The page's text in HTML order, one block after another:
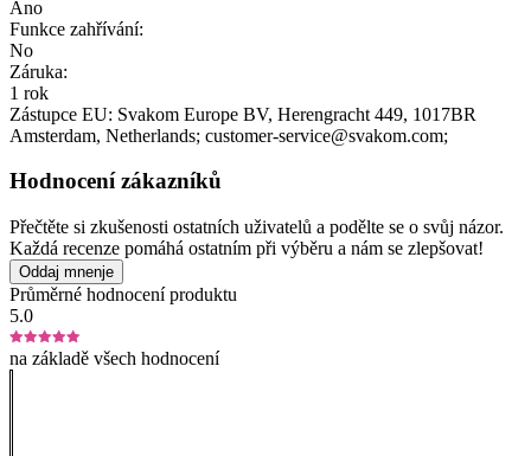
Ano
Funkce zahřívání:
No
Záruka:
1 rok
Zástupce EU: Svakom Europe BV, Herengracht 449, 1017BR
Amsterdam, Netherlands; customer-service@svakom.com;
Hodnocení zákazníků
Přečtěte si zkušenosti ostatních uživatelů a podělte se o svůj názor.
Každá recenze pomáhá ostatním při výběru a nám se zlepšovat!
Oddaj mnenje
Průměrné hodnocení produktu
5.0
na základě všech hodnocení